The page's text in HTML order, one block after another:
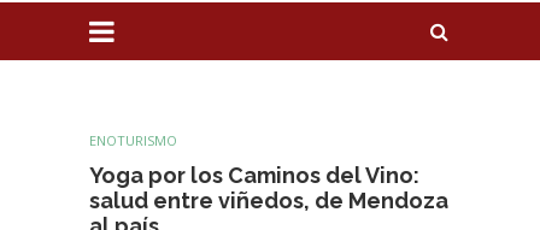
ENOTURISMO
Yoga por los Caminos del Vino:
salud entre viñedos, de Mendoza